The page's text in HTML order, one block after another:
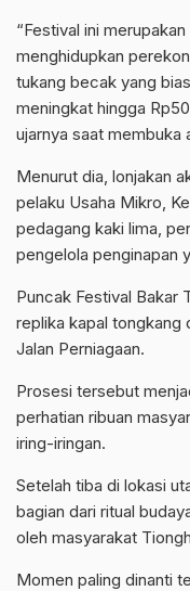
“Festival ini
menghidupkan
tukang becak yang
meningkat hingga
ujarnya saat membuka
Menurut dia, lonjakan
pelaku Usaha Mikro,
pedagang kaki lima,
pengelola penginapan
Puncak Festival Bakar
replika kapal tongkang
Jalan Perniagaan.
Prosesi tersebut
perhatian ribuan
iring-iringan.
Setelah tiba di lokasi
bagian dari ritual
oleh masyarakat
Momen paling dinanti